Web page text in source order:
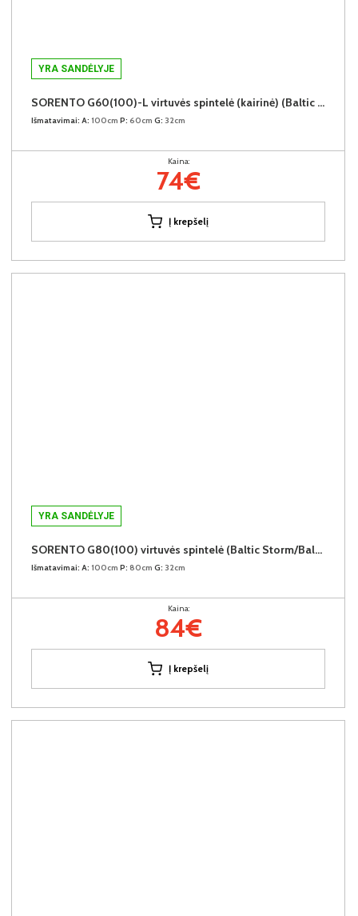
YRA SANDĖLYJE
SORENTO G60(100)-L virtuvės spintelė (kairinė) (Baltic Storm/Baltic Storm)
Išmatavimai: A: 100cm P: 60cm G: 32cm
Kaina:
74€
Į krepšelį
YRA SANDĖLYJE
SORENTO G80(100) virtuvės spintelė (Baltic Storm/Baltic Storm)
Išmatavimai: A: 100cm P: 80cm G: 32cm
Kaina:
84€
Į krepšelį